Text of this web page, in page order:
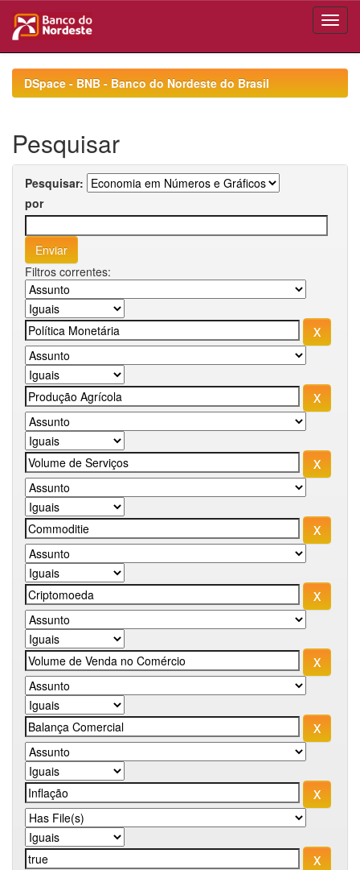
navigationDSpace - BNB - Banco do Nordeste do Brasil
Pesquisar
Pesquisar:
por
Filtros correntes: